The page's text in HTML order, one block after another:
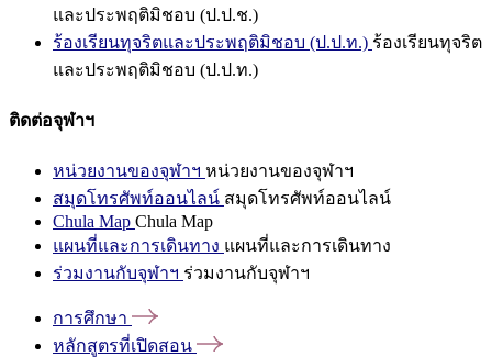
และประพฤติมิชอบ (ป.ป.ช.)
ร้องเรียนทุจริตและประพฤติมิชอบ (ป.ป.ท.) ร้องเรียนทุจริต
และประพฤติมิชอบ (ป.ป.ท.)
ติดต่อจุฬาฯ
หน่วยงานของจุฬาฯ หน่วยงานของจุฬาฯ
สมุดโทรศัพท์ออนไลน์ สมุดโทรศัพท์ออนไลน์
Chula Map Chula Map
แผนที่และการเดินทาง แผนที่และการเดินทาง
ร่วมงานกับจุฬาฯ ร่วมงานกับจุฬาฯ
การศึกษา
หลักสูตรที่เปิดสอน